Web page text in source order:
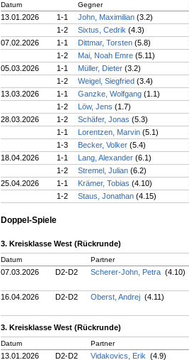
Datum Gegner
13.01.2026 1-1 John, Maximilian (3.2)
1-2
Sixtus, Cedrik (4.3)
07.02.2026
1-1 Dittmar, Torsten (5.8)
1-2
Mai, Noah Emre (5.11)
05.03.2026
1-1 Müller, Dieter (3.2)
1-2
Weigel, Siegfried (3.4)
13.03.2026
1-1 Ganzke, Wolfgang (1.1)
1-2
Löw, Jens (1.7)
28.03.2026
1-2 Schäfer, Jonas (5.3)
1-1
Lorentzen, Marvin (5.1)
1-3
Becker, Volker (5.4)
18.04.2026
1-1 Lang, Alexander (6.1)
1-2
Stremel, Julian (6.2)
25.04.2026
1-1 Krämer, Tobias (4.10)
1-2
Staus, Jonathan (4.15)
Doppel-Spiele
3. Kreisklasse West (Rückrunde)
Datum Partner
07.03.2026 D2-D2 Scherer-John, Petra (4.10)
16.04.2026 D2-D2 Oberst, Andrej (4.11)
3. Kreisklasse West (Rückrunde)
Datum Partner
13.01.2026 D2-D2 Vidakovics, Erik (4.9)